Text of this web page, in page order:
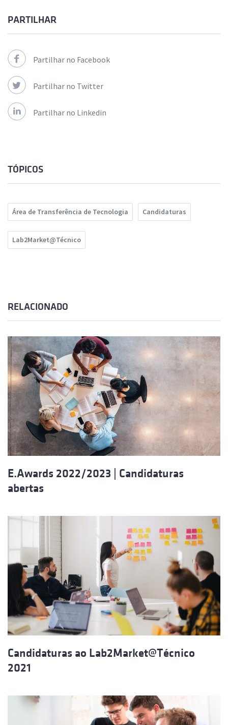
PARTILHAR
Partilhar no Facebook
Partilhar no Twitter
Partilhar no Linkedin
TÓPICOS
Área de Transferência de Tecnologia Candidaturas
Lab2Market@Técnico
RELACIONADO
E.Awards 2022/2023 | Candidaturas
abertas
Candidaturas ao Lab2Market@Técnico
2021